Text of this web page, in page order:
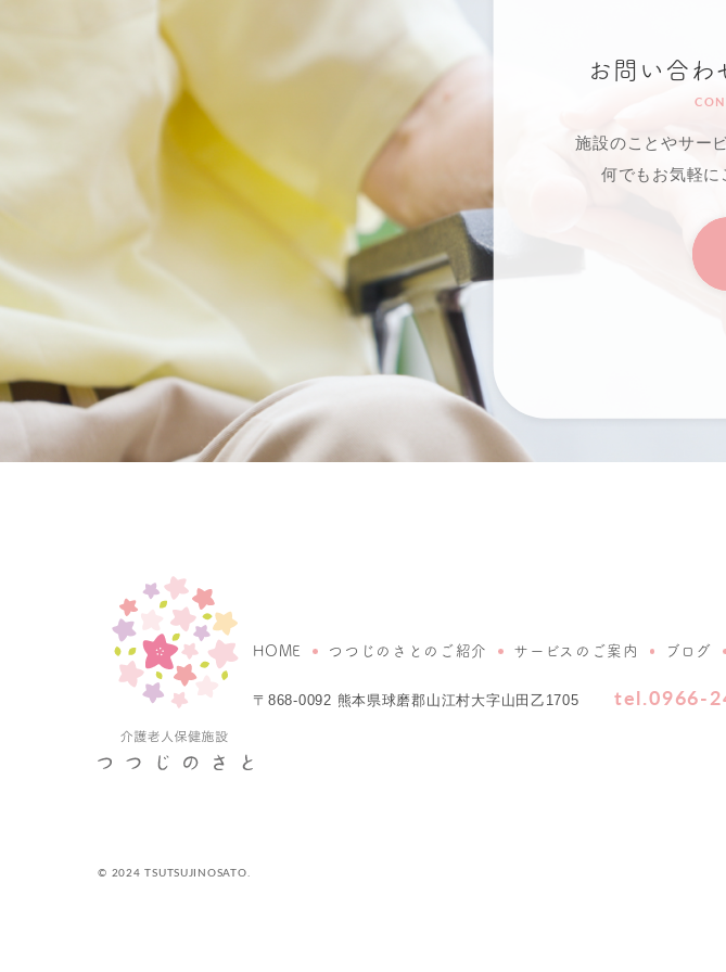
お問い合わ
施設のことやサー
何でもお気軽に
HOME つつじのさとのご紹介 サービスのご案内 ブログ
〒868-0092 熊本県球磨郡山江村大字山田乙1705 tel.0966-
© 2024 TSUTSUJINOSATO.